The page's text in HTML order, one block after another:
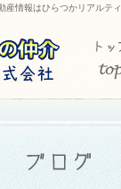
産情報はひらつかリアルティ